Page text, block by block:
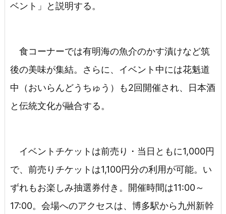
ベント」と説明する。
食コーナーでは有明海の魚介のかす漬けなど筑
後の美味が集結。さらに、イベント中には花魁道
中（おいらんどうちゅう）も2回開催され、日本酒
と伝統文化が融合する。
イベントチケットは前売り・当日ともに1,000円
で、前売りチケットは1,100円分の利用が可能。い
ずれもお楽しみ抽選券付き。開催時間は11:00～
17:00。会場へのアクセスは、博多駅から九州新幹